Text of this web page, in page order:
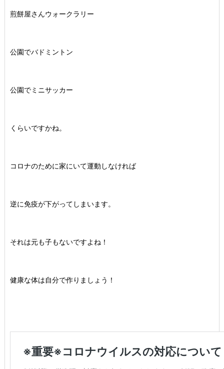
煎餅屋さんウォークラリー
公園でバドミントン
公園でミニサッカー
くらいですかね。
コロナのために家にいて運動しなければ
逆に免疫が下がってしまいます。
それは元も子もないですよね！
健康な体は自分で作りましょう！